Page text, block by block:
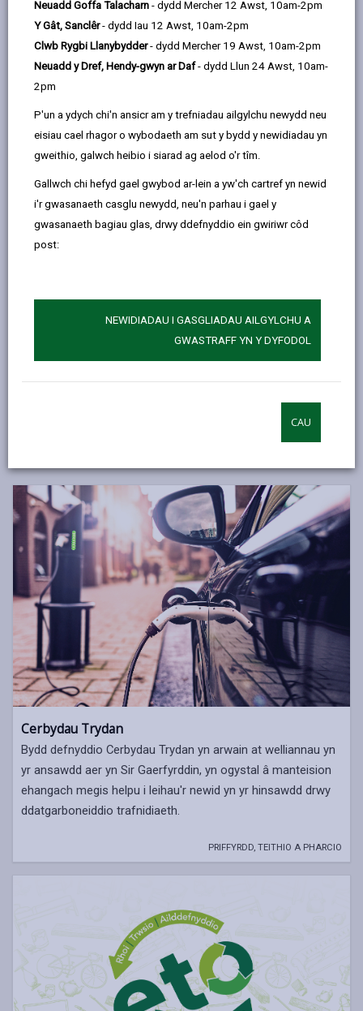
Neuadd Goffa Talacharn - dydd Mercher 12 Awst, 10am-2pm
Y Gât, Sanclêr- dydd Iau 12 Awst, 10am-2pm
Clwb Rygbi Llanybydder- dydd Mercher 19 Awst, 10am-2pm
Neuadd y Dref, Hendy-gwyn ar Daf- dydd Llun 24 Awst, 10am-
2pm
P'un a ydych chi'n ansicr am y trefniadau ailgylchu newydd neu
eisiau cael rhagor o wybodaeth am sut y bydd y newidiadau yn
gweithio, galwch heibio i siarad ag aelod o'r tîm.
Gallwch chi hefyd gael gwybod ar-lein a yw'ch cartref yn newid
i'r gwasanaeth casglu newydd, neu'n parhau i gael y
gwasanaeth bagiau glas, drwy ddefnyddio ein gwiriwr côd
post:
NEWIDIADAU I GASGLIADAU AILGYLCHU A
GWASTRAFF YN Y DYFODOL
CAU
new
tab
a
tab
new
Cymru, awdurdodau lleol, cymunedau, busnesau, a
phawb yng Nghymru.
Yn Sir Gaerfyrddin, rydym wedi ymrwymo i fynd i'r
afael â newid yn yr hinsawdd ac yn cydnabod ein rôl
sylweddol o ran lleihau allyriadau nwyon tŷ gwydr. Ein
nod yw dod yn awdurdod lleol carbon sero net erbyn
2030, gan ddechrau gyda'n hôl troed carbon
mesuradwy. Mae'r ymdrech hon yn ymestyn ar draws
holl adrannau'r Cyngor, gyda mentrau i annog
preswylwyr, busnesau a sefydliadau eraill i leihau eu
hôl troed carbon eu hunain.
Gall pob un ohonom gyfrannu drwy fyw'n fwy
cartref; a dewis beicio, cerdded ac olwynio. Yn ogystal,
gallwn siopa'n fwy cynaliadwy, gwneud dewisiadau
Cerbydau Trydan
Bydd defnyddio Cerbydau Trydan yn arwain at welliannau yn
yr ansawdd aer yn Sir Gaerfyrddin, yn ogystal â manteision
ehangach megis helpu i leihau'r newid yn yr hinsawdd drwy
ddatgarboneiddio trafnidiaeth.
PRIFFYRDD, TEITHIO A PHARCIO